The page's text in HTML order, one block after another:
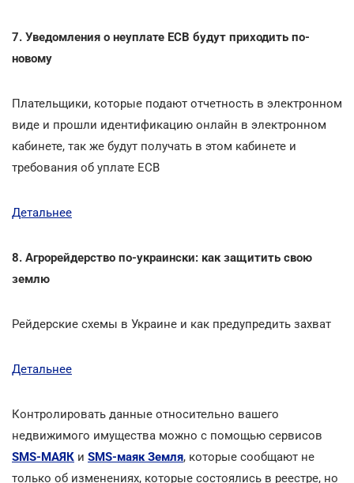
7. Уведомления о неуплате ЕСВ будут приходить по-
новому
Плательщики, которые подают отчетность в электронном
виде и прошли идентификацию онлайн в электронном
кабинете, так же будут получать в этом кабинете и
требования об уплате ЕСВ
Детальнее
8. Агрорейдерство по-украински: как защитить свою
землю
Рейдерские схемы в Украине и как предупредить захват
Детальнее
Контролировать данные относительно вашего
недвижимого имущества можно с помощью сервисов
SMS-МАЯК и SMS-маяк Земля, которые сообщают не
только об изменениях, которые состоялись в реестре, но